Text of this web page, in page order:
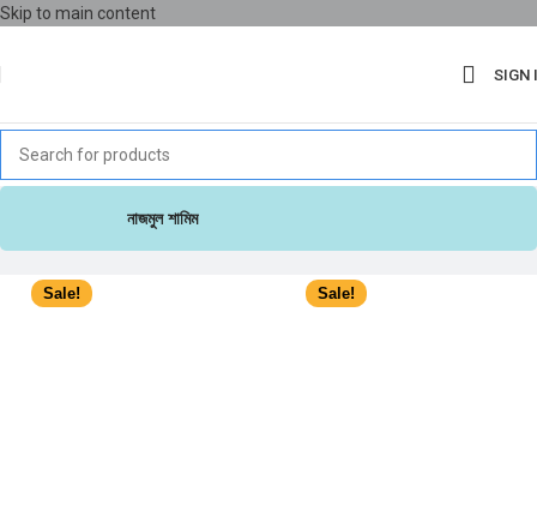
Skip to main content
SIGN
নাজমুল শামিম
Sale! Sale!